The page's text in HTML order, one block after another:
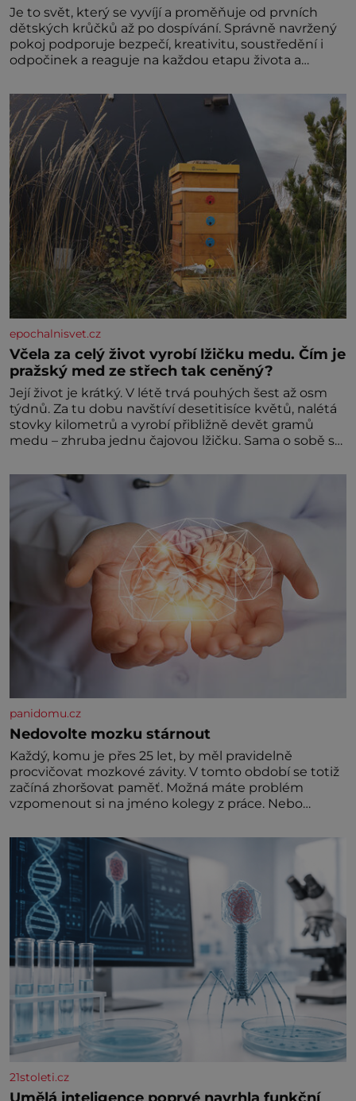
Je to svět, který se vyvíjí a proměňuje od prvních
dětských krůčků až po dospívání. Správně navržený
pokoj podporuje bezpečí, kreativitu, soustředění i
odpočinek a reaguje na každou etapu života a
jednoduchost, měkkost a bezpečí, proto by pokoj
miminka měl působit především klidně a útulně.
Předškolní věk je
epochalnisvet.cz
Včela za celý život vyrobí lžičku medu. Čím je
pražský med ze střech tak ceněný?
Její život je krátký. V létě trvá pouhých šest až osm
týdnů. Za tu dobu navštíví desetitisíce květů, nalétá
stovky kilometrů a vyrobí přibližně devět gramů
medu – zhruba jednu čajovou lžičku. Sama o sobě se
dalšími desítkami tisíc příslušnic svého včelstva,
vznikne jeden z nejdokonalejších organismů
panidomu.cz
Nedovolte mozku stárnout
Každý, komu je přes 25 let, by měl pravidelně
procvičovat mozkové závity. V tomto období se totiž
začíná zhoršovat paměť. Možná máte problém
vzpomenout si na jméno kolegy z práce. Nebo
nedávno přečetli. Je to opravdu tak, s věkem jako
kdyby se paměť rozhodla stávkovat. Cvičte
21stoleti.cz
Umělá inteligence poprvé navrhla funkční